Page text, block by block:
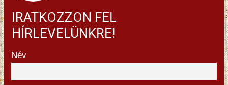
IRATKOZZON FEL
HÍRLEVELÜNKRE!
Név